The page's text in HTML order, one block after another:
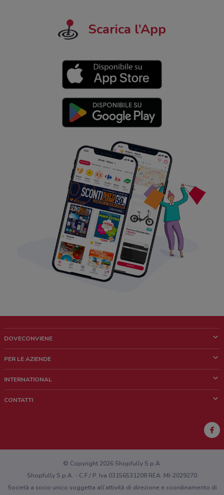
Scarica l’App
DOVECONVIENE
Chi siamo
Lavora con noi
PER LE AZIENDE
Richieste commerciali e marketing
INTERNATIONAL
CONTATTI
Hai un malfunzionamento sul web o sull'app?
© Copyright 2026 Shopfully S.p.A.
Shopfully S.p.A. - C.F / P. Iva 03156531208 REA: MI-2029270
Società a socio unico soggetta all’attività di direzione e coordinamento di